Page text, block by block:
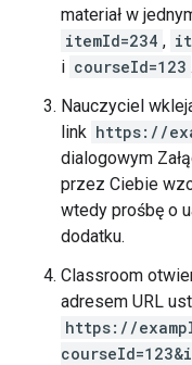
materiał w
itemId=234 ,
i courseId=123 .
Nauczyciel
link https://
dialogowym
przez Ciebie
wtedy prośbę o
dodatku.
Classroom
adresem URL
https://